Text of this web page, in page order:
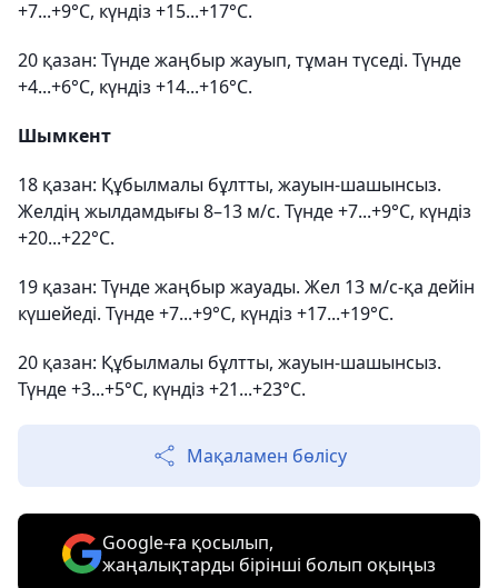
+7...+9°С, күндіз +15...+17°С.
20 қазан: Түнде жаңбыр жауып, тұман түседі. Түнде
+4...+6°С, күндіз +14...+16°С.
Шымкент
18 қазан: Құбылмалы бұлтты, жауын-шашынсыз.
Желдің жылдамдығы 8–13 м/с. Түнде +7...+9°С, күндіз
+20...+22°С.
19 қазан: Түнде жаңбыр жауады. Жел 13 м/с-қа дейін
күшейеді. Түнде +7...+9°С, күндіз +17...+19°С.
20 қазан: Құбылмалы бұлтты, жауын-шашынсыз.
Түнде +3...+5°С, күндіз +21...+23°С.
Мақаламен бөлісу
Google-ға қосылып,
жаңалықтарды бірінші болып оқыңыз